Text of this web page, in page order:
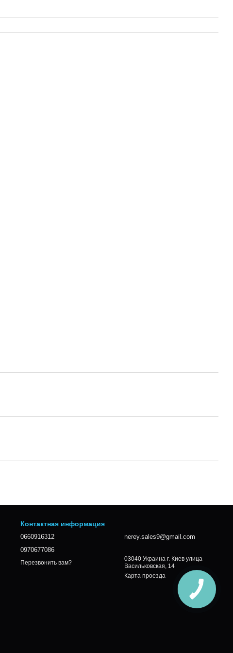
Контактная информация
0660916312
0970677086
Перезвонить вам?
nerey.sales9@gmail.com
03040 Украина г. Киев улица
Васильковская, 14
Карта проезда